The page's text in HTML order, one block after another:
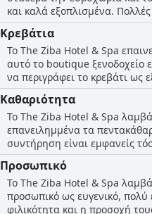
πολλούς επισκέπτες να
και καλά εξοπλισμένα.
μια ξεκούραστη διαμονή. Τα
ευχάριστη θέα στο πράσινο.
πινελιά πολυτέλειας και
δημιουργώντας μια πολύ
Κρεβάτια
Το The Ziba Hotel & Spa
αυτό το boutique ξενοδοχείο
να περιγράφει το κρεβάτι ως
δηλώνοντας ότι είναι
επισημαίνουν ότι τα
σε σχέση με την απόσταση
Hotel & Spa δίνει
Καθαριότητα
Το The Ziba Hotel & Spa
επανειλημμένα τα
συντήρηση είναι εμφανείς
δομή του ξενοδοχείου, μαζί
σχολαστική περίπτωση
καταλύματα. Ενώ το
υπερκαλύπτουν αυτό,
Προσωπικό
Το The Ziba Hotel & Spa
προσωπικό ως ευγενικό, πολύ
φιλικότητα και η προσοχή